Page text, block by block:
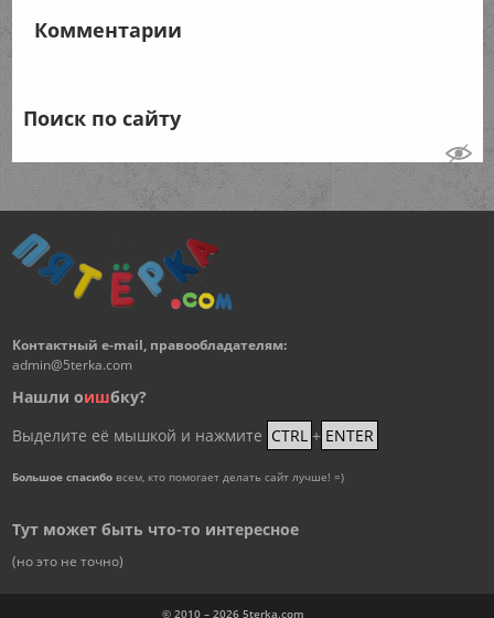
Комментарии
Поиск по сайту
Контактный e-mail, правообладателям:
admin@5terka.com
Нашли оишбку?
Выделите её мышкой и нажмите CTRL + ENTER
Большое спасибовсем, кто помогает делать сайт лучше! =)
Тут может быть что-то интересное
(но это не точно)
© 2010 – 2026 5terka.com